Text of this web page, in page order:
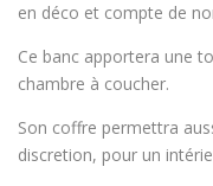
en déco et compte de
Ce banc apportera une
chambre à coucher.
Son coffre permettra
discretion, pour un